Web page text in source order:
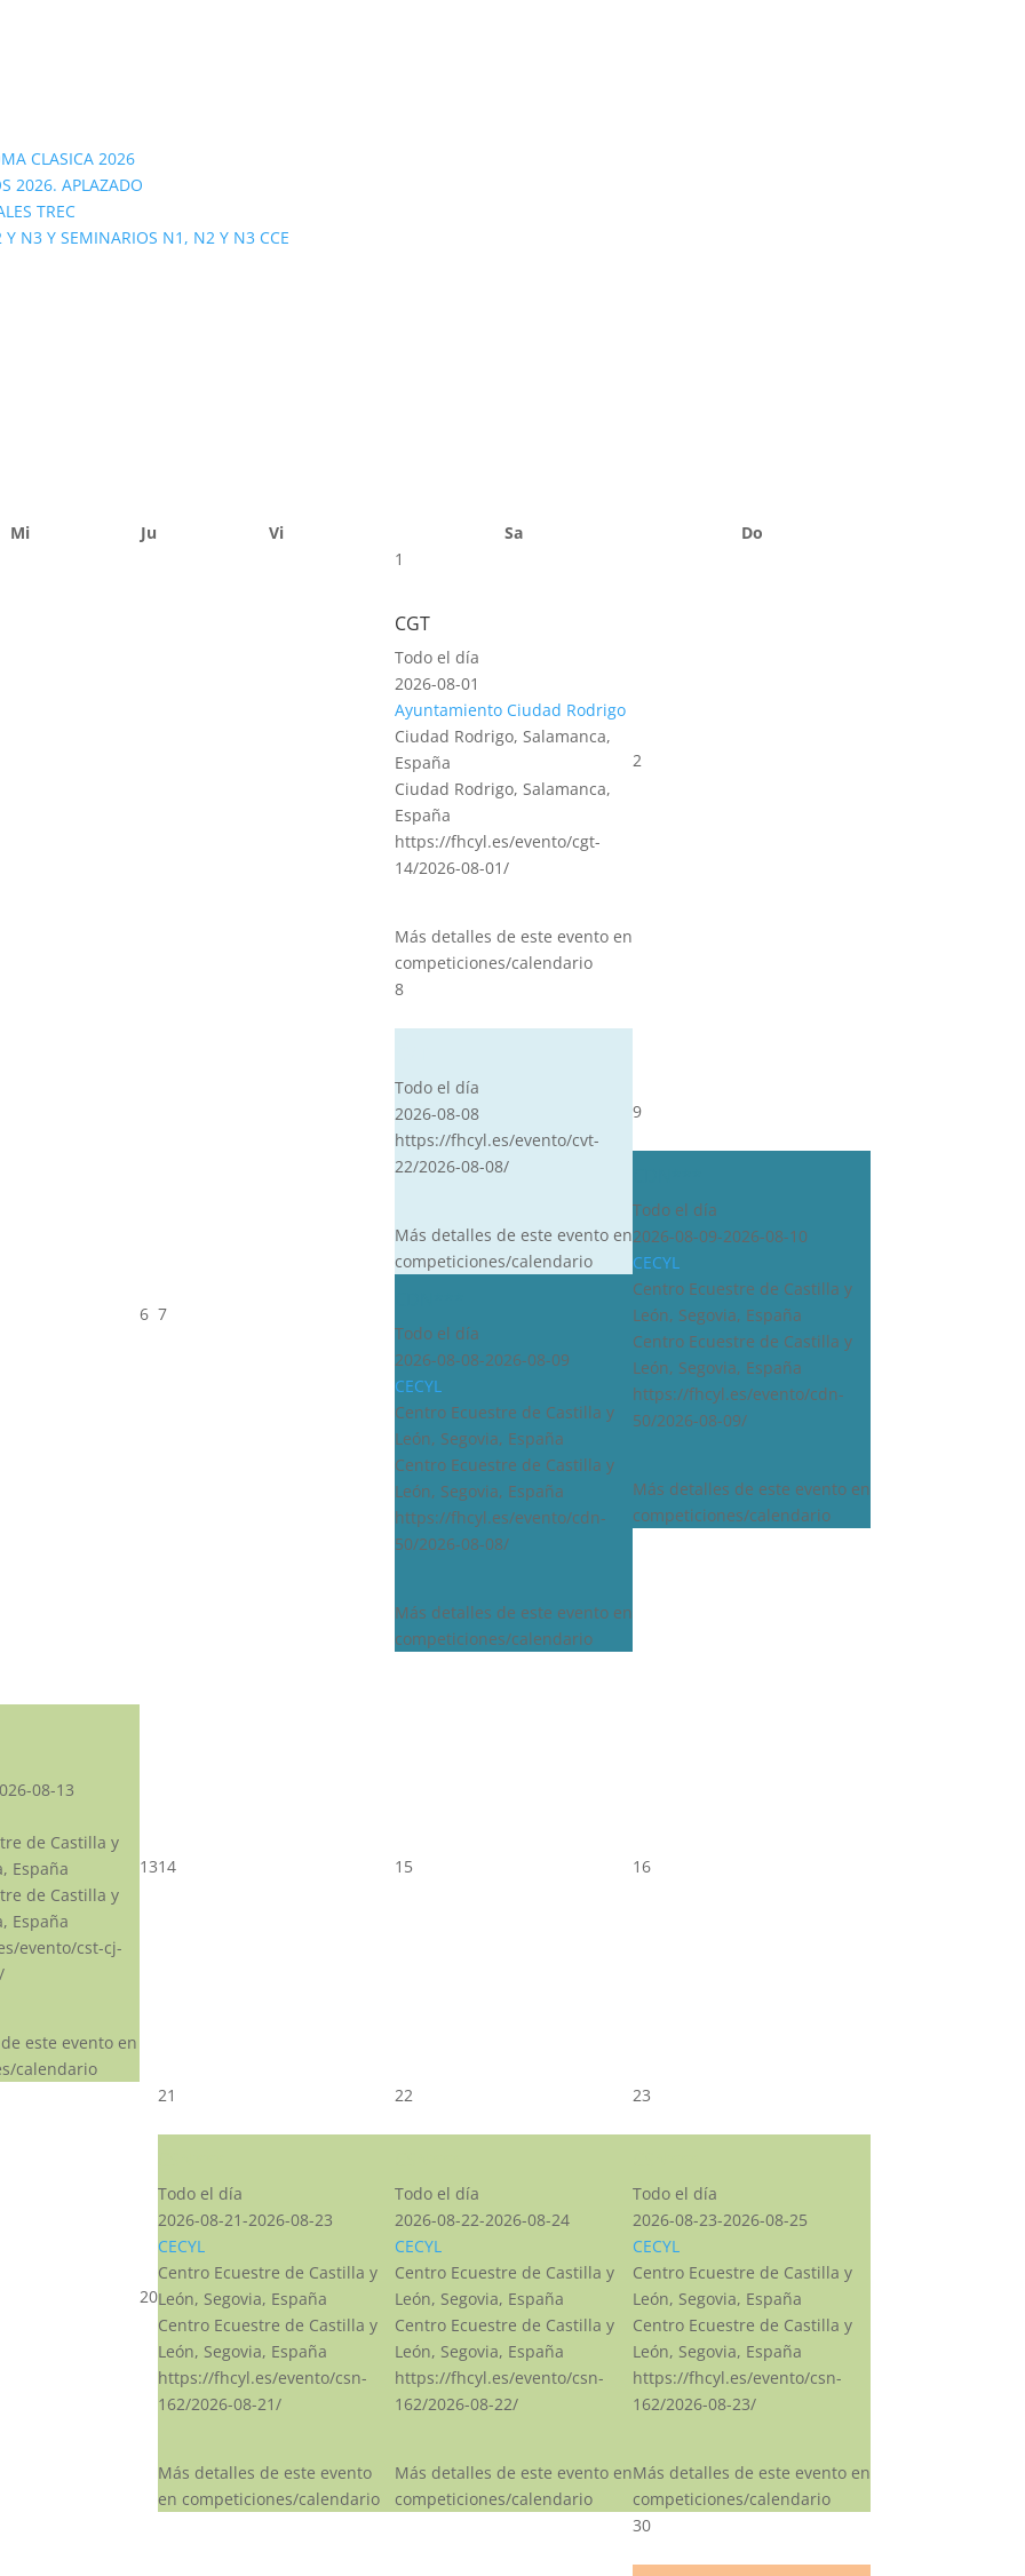
CLASICA 2026
2026. APLAZADO
TREC
N3 Y SEMINARIOS N1, N2 Y N3 CCE
Mi Ju Vi Sa
Do
1
CGT
Todo el día
2026-08-01
Ayuntamiento Ciudad Rodrigo
Ciudad Rodrigo, Salamanca,
España
Ciudad Rodrigo, Salamanca,
España
https://fhcyl.es/evento/cgt-
14/2026-08-01/
Más detalles de este evento en
competiciones/calendario
2
6 7
8
Todo el día
2026-08-08
https://fhcyl.es/evento/cvt-
22/2026-08-08/
Más detalles de este evento en
competiciones/calendario
Todo el día
2026-08-08-2026-08-09
CECYL
Centro Ecuestre de Castilla y
León, Segovia, España
Centro Ecuestre de Castilla y
León, Segovia, España
https://fhcyl.es/evento/cdn-
50/2026-08-08/
Más detalles de este evento en
competiciones/calendario
9
Todo el día
2026-08-09-2026-08-10
CECYL
Centro Ecuestre de Castilla y
León, Segovia, España
Centro Ecuestre de Castilla y
León, Segovia, España
https://fhcyl.es/evento/cdn-
50/2026-08-09/
Más detalles de este evento en
competiciones/calendario
08-13
de Castilla y
España
de Castilla y
España
evento/cst-cj-
este evento en
calendario
1314 15 16
20
21
Todo el día
2026-08-21-2026-08-23
CECYL
Centro Ecuestre de Castilla y
León, Segovia, España
Centro Ecuestre de Castilla y
León, Segovia, España
https://fhcyl.es/evento/csn-
162/2026-08-21/
Más detalles de este evento
en competiciones/calendario
22
Todo el día
2026-08-22-2026-08-24
CECYL
Centro Ecuestre de Castilla y
León, Segovia, España
Centro Ecuestre de Castilla y
León, Segovia, España
https://fhcyl.es/evento/csn-
162/2026-08-22/
Más detalles de este evento en
competiciones/calendario
23
Todo el día
2026-08-23-2026-08-25
CECYL
Centro Ecuestre de Castilla y
León, Segovia, España
Centro Ecuestre de Castilla y
León, Segovia, España
https://fhcyl.es/evento/csn-
162/2026-08-23/
Más detalles de este evento en
competiciones/calendario
30